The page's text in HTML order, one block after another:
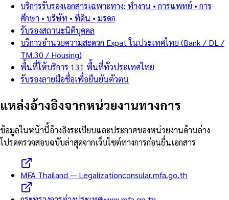
บริการรับรองเอกสารเฉพาะทาง: ทำงาน • การแพทย์ • การ
ศึกษา • บริษัท • ที่ดิน • มรดก
รับรองสถานะนิติบุคคล
บริการอำนวยความสะดวก Expat ในประเทศไทย (Bank / DL /
TM.30 / Housing)
พื้นที่ให้บริการ 131 พื้นที่ทั่วประเทศไทย
รับรองลายมือชื่อเพื่อยืนยันตัวตน
แหล่งอ้างอิงจากหน่วยงานทางการ
ข้อมูลในหน้านี้อ้างอิงระเบียบและประกาศของหน่วยงานด้านล่าง
โปรดตรวจสอบฉบับล่าสุดจากเว็บไซต์ทางการก่อนยื่นเอกสาร
MFA Thailand — Legalizationconsular.mfa.go.th